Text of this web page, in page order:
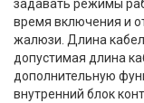
задавать режимы
время включения и
жалюзи. Длина
допустимая длина
дополнительную
внутренний блок